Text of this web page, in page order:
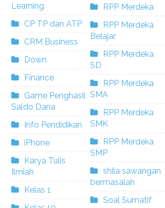
Learning
CP TP dan ATP
CRM Business
Down
Finance
Game Penghasil
Saldo Dana
Info Pendidikan
iPhone
Karya Tulis
Ilmiah
Kelas 1
RPP Merdeka
RPP Merdeka
Belajar
RPP Merdeka
SD
RPP Merdeka
SMA
RPP Merdeka
SMK
RPP Merdeka
SMP
shila sawangan
bermasalah
Soal Sumatif